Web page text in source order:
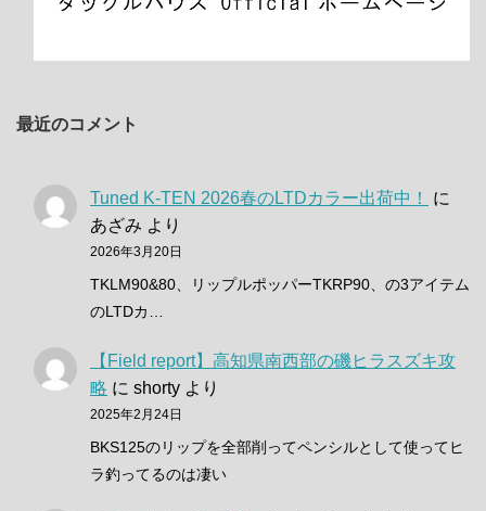
最近のコメント
Tuned K-TEN 2026春のLTDカラー出荷中！
に
あざみ より
2026年3月20日
TKLM90&80、リップルポッパーTKRP90、の3アイテム
のLTDカ…
【Field report】高知県南西部の磯ヒラスズキ攻
略 に shorty より
2025年2月24日
BKS125のリップを全部削ってペンシルとして使ってヒ
ラ釣ってるのは凄い